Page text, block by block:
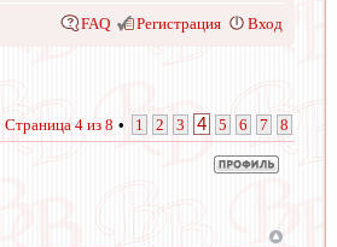
FAQ Регистрация Вход
Страница 4 из 8 • 1 2 3 4 5 6 7 8